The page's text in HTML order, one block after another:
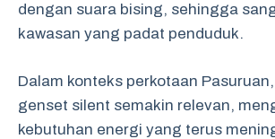
dengan suara bising, sehingga
kawasan yang padat penduduk.
Dalam konteks perkotaan
genset silent semakin relevan,
kebutuhan energi yang terus